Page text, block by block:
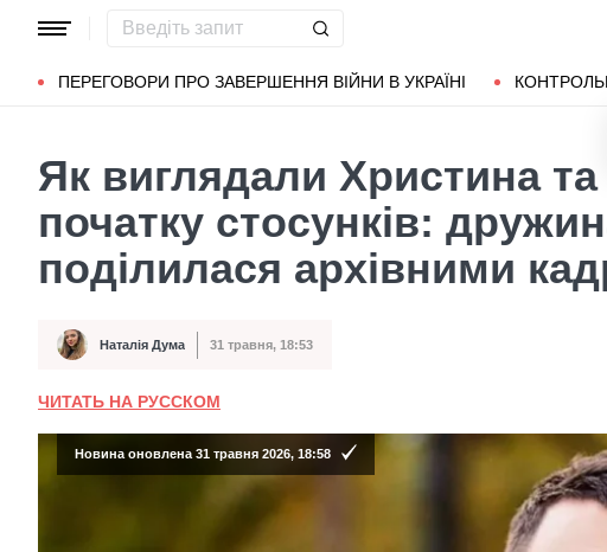
ПЕРЕГОВОРИ ПРО ЗАВЕРШЕННЯ ВІЙНИ В УКРАЇНІ
Популярні запити Маріуполь Донбас
Як виглядали Христина та
початку стосунків:
поділилася архівними
Автор Наталія Дума
Дата публікації 31 травня, 18:53
ЧИТАТЬ НА РУССКОМ
Новина оновлена 31 травня 2026, 18:58